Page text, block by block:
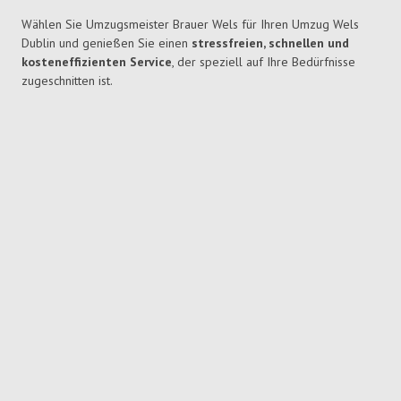
Wählen Sie Umzugsmeister Brauer Wels für Ihren Umzug Wels
Dublin und genießen Sie einen stressfreien, schnellen und
kosteneffizienten Service, der speziell auf Ihre Bedürfnisse
zugeschnitten ist.